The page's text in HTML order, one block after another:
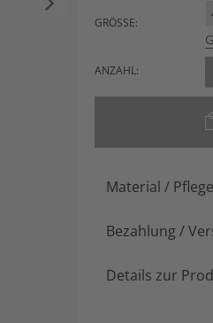
GRÖSSE:
ANZAHL:
Material / Pflege
Bezahlung /
Details zur